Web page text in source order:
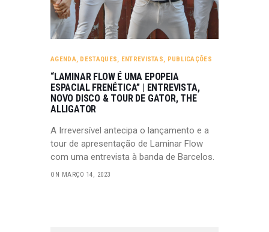
AGENDA, DESTAQUES, ENTREVISTAS, PUBLICAÇÕES
“LAMINAR FLOW É UMA EPOPEIA
ESPACIAL FRENÉTICA” | ENTREVISTA,
NOVO DISCO & TOUR DE GATOR, THE
ALLIGATOR
A Irreversível antecipa o lançamento e a
tour de apresentação de Laminar Flow
com uma entrevista à banda de Barcelos.
ON MARÇO 14, 2023